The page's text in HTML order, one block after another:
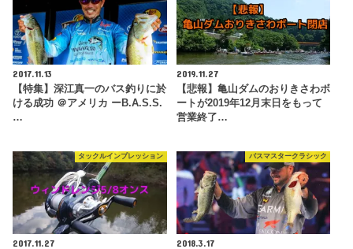
2017.11.13
【特集】深江真一のバス釣りに於
ける成功 ＠アメリカ ーB.A.S.S.
…
2019.11.27
【悲報】亀山ダムのおりきさわボ
ートが2019年12月末日をもって
営業終了…
タックルインプレッション
2017.11.27
バスマスタークラシック
2018.3.17